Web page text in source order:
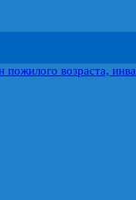
пожилого возраста,